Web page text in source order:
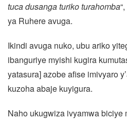
tuca dusanga turiko turahomba
ya Ruhere avuga.
Ikindi avuga nuko, ubu ariko
ibanguriye myishi kugira
yatasura] azobe afise imivyaro
kuzoha abaje kuyigura.
Naho ukugwiza ivyamwa biciye